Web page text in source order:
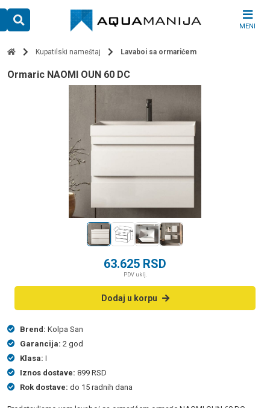
content
MENI
Kupatilski nameštaj Lavaboi sa ormarićem
ormaric NAOMI OUN 60 DC
63.625 RSD
PDV uklj.
Dodaj u korpu
Brend: Kolpa San
Garancija: 2 god
Klasa: I
Iznos dostave: 899 RSD
Rok dostave: do 15 radnih dana